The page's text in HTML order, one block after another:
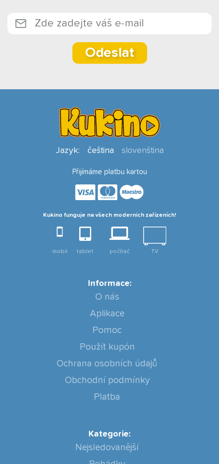
Odeslat
Informace:
O nás
Aplikace
Pomoc
Použít kupón
Ochrana osobních údajů
Obchodní podmínky
Platba
Kategorie:
Nejsledovanější
Jazyk: čeština slovenština
Přijímáme platbu kartou
Kukino funguje na všech moderních zařízeních!
mobil tablet počítač TV